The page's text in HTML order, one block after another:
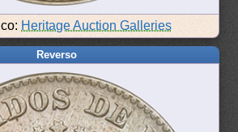
Heritage Auction Galleries
Reverso